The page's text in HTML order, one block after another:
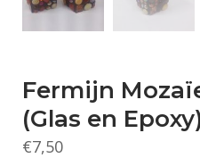
Fermijn
(Glas en
€7,50